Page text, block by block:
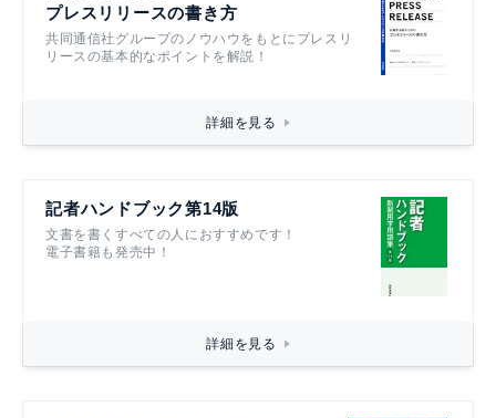
プレスリリースの書き方
共同通信社グループのノウハウをもとにプレスリ
リースの基本的なポイントを解説！
詳細を見る
記者ハンドブック第14版
文書を書くすべての人におすすめです！
電子書籍も発売中！
詳細を見る